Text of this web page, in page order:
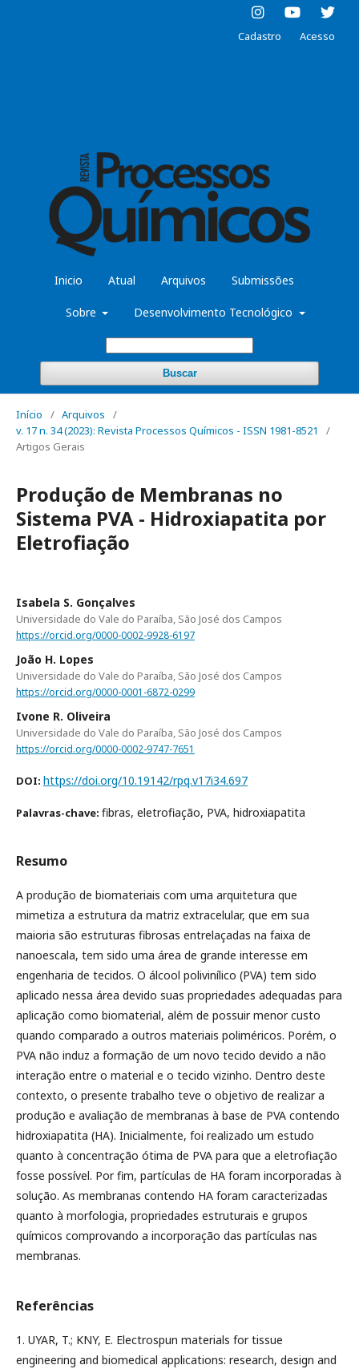
Inicio Atual Arquivos Submissões
Sobre Desenvolvimento Tecnológico
Buscar
Cadastro Acesso
Início / Arquivos
/
v. 17 n. 34 (2023): Revista Processos Químicos - ISSN 1981-8521
/
Artigos Gerais
Produção de Membranas no
Sistema PVA - Hidroxiapatita por
Eletrofiação
Isabela S. Gonçalves
Universidade do Vale do Paraíba, São José dos Campos
https://orcid.org/0000-0002-9928-6197
João H. Lopes
Universidade do Vale do Paraíba, São José dos Campos
https://orcid.org/0000-0001-6872-0299
Ivone R. Oliveira
Universidade do Vale do Paraíba, São José dos Campos
https://orcid.org/0000-0002-9747-7651
DOI: https://doi.org/10.19142/rpq.v17i34.697
Palavras-chave: fibras, eletrofiação, PVA, hidroxiapatita
Resumo
A produção de biomateriais com uma arquitetura que
mimetiza a estrutura da matriz extracelular, que em sua
maioria são estruturas fibrosas entrelaçadas na faixa de
nanoescala, tem sido uma área de grande interesse em
engenharia de tecidos. O álcool polivinílico (PVA) tem sido
aplicado nessa área devido suas propriedades adequadas para
aplicação como biomaterial, além de possuir menor custo
quando comparado a outros materiais poliméricos. Porém, o
PVA não induz a formação de um novo tecido devido a não
interação entre o material e o tecido vizinho. Dentro deste
contexto, o presente trabalho teve o objetivo de realizar a
produção e avaliação de membranas à base de PVA contendo
hidroxiapatita (HA). Inicialmente, foi realizado um estudo
quanto à concentração ótima de PVA para que a eletrofiação
fosse possível. Por fim, partículas de HA foram incorporadas à
solução. As membranas contendo HA foram caracterizadas
quanto à morfologia, propriedades estruturais e grupos
químicos comprovando a incorporação das partículas nas
membranas.
Referências
1. UYAR, T.; KNY, E. Electrospun materials for tissue
engineering and biomedical applications: research, design and